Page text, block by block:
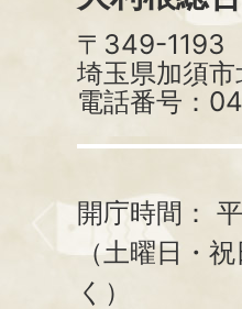
〒349-1193
埼玉県加須
電話番号：
開庁時間：
（土曜日・
く）